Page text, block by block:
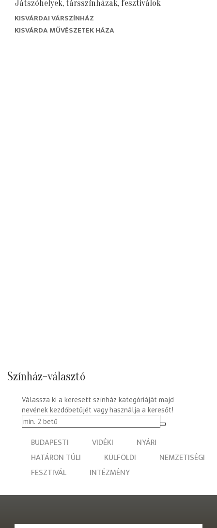
Játszóhelyek, társszínházak, fesztiválok
KISVÁRDAI VÁRSZÍNHÁZ
KISVÁRDA MŰVÉSZETEK HÁZA
Színház-választó
Válassza ki a keresett színház kategóriáját majd
nevének kezdőbetűjét vagy használja a keresőt!
BUDAPESTI VIDÉKI
NYÁRI
HATÁRON TÚLI
KÜLFÖLDI
NEMZETISÉGI
FESZTIVÁL
INTÉZMÉNY